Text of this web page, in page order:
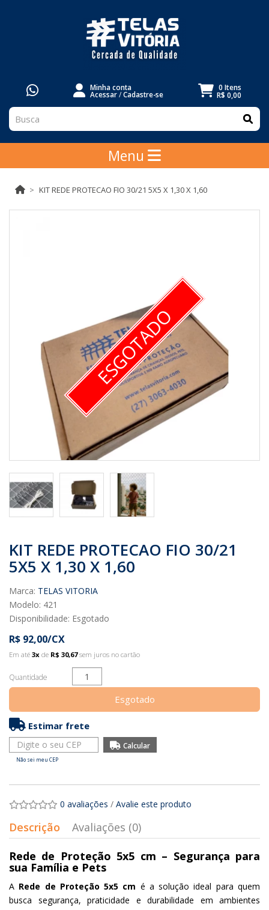
Minha conta
Acessar/Cadastre-se
0 Itens
R$ 0,00
Menu
KIT REDE PROTECAO FIO 30/21 5X5 X 1,30 X 1,60
ESGOTADO
KIT REDE PROTECAO FIO 30/21
5X5 X 1,30 X 1,60
Marca: TELAS VITORIA
Modelo: 421
Disponibilidade: Esgotado
R$ 92,00/CX
Em até 3x de R$ 30,67sem juros no cartão
Quantidade
Esgotado
Estimar frete
Não sei meu CEP
0 avaliações / Avalie este produto
Descrição
Avaliações (0)
Rede de Proteção 5x5 cm – Segurança para
sua Família e Pets
A Rede de Proteção 5x5 cm é a solução ideal para quem
busca segurança, praticidade e durabilidade em ambientes